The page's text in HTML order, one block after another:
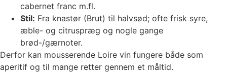
cabernet franc m.fl.
Stil: Fra knastør (Brut) til halvsød; ofte frisk syre,
æble- og citruspræg og nogle gange
brød-/gærnoter.
Derfor kan mousserende Loire vin fungere både som
aperitif og til mange retter gennem et måltid.